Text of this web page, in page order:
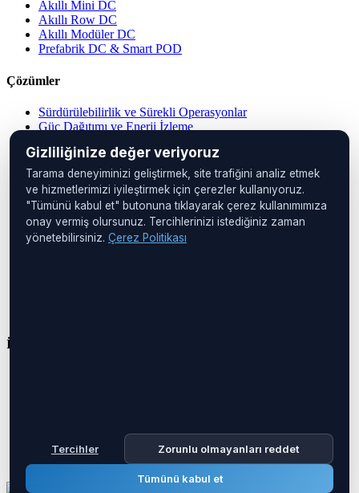
Akıllı Mini DC
Akıllı Row DC
Akıllı Modüler DC
Prefabrik DC & Smart POD
Çözümler
Sürdürülebilirlik ve Sürekli Operasyonlar
Güç Dağıtımı ve Enerji İzleme
Veri Merkezi Çözümleri
IP PDU Çözümleri
Cihaz Yönetimi
Uzak Konumlar
Kabin İzleme
Merkez Ofis
İletişim
Gizliliğinize değer veriyoruz
Tarama deneyiminizi geliştirmek, site trafiğini analiz etmek
ve hizmetlerimizi iyileştirmek için çerezler kullanıyoruz.
"Tümünü kabul et" butonuna tıklayarak çerez kullanımımıza
onay vermiş olursunuz. Tercihlerinizi istediğiniz zaman
yönetebilirsiniz. Çerez Politikası
Tercihler Zorunlu olmayanları reddet
Tümünü kabul et